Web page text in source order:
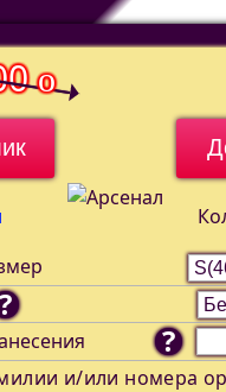
o
?
?
и/или номера